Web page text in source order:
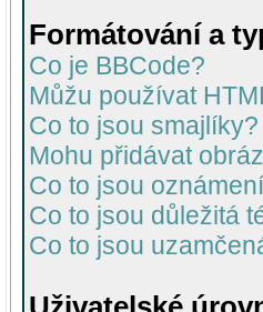
Formátování a
Co je BBCode?
Můžu používat
Co to jsou smajlíky?
Mohu přidávat
Co to jsou
Co to jsou důležitá
Co to jsou